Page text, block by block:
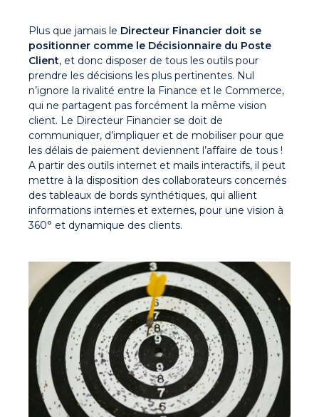
Plus que jamais le Directeur Financier doit se
positionner comme le Décisionnaire du Poste
Client, et donc disposer de tous les outils pour
prendre les décisions les plus pertinentes. Nul
n’ignore la rivalité entre la Finance et le Commerce,
qui ne partagent pas forcément la même vision
client. Le Directeur Financier se doit de
communiquer, d’impliquer et de mobiliser pour que
les délais de paiement deviennent l’affaire de tous !
A partir des outils internet et mails interactifs, il peut
mettre à la disposition des collaborateurs concernés
des tableaux de bords synthétiques, qui allient
informations internes et externes, pour une vision à
360° et dynamique des clients.